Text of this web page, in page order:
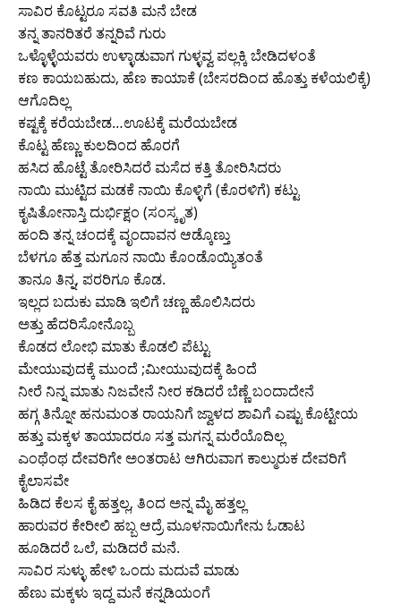
ಸಾವಿರ ಕೊಟ್ಟರೂ ಸವತಿ ಮನೆ ಬೇಡ
ತನ್ನ ತಾನರಿತರೆ ತನ್ನರಿವೆ ಗುರು
ಒಳ್ಳೊಳ್ಳೆಯವರು ಉಳ್ಳಾಡುವಾಗ ಗುಳ್ಳವ್ವ ಪಲ್ಲಕ್ಕಿ ಬೇಡಿದಳಂತೆ
ಕಣ ಕಾಯಬಹುದು, ಹೆಣ ಕಾಯಾಕೆ (ಬೇಸರದಿಂದ ಹೊತ್ತು ಕಳೆಯಲಿಕ್ಕೆ)
ಆಗೊದಿಲ್ಲ
ಕಷ್ಟಕ್ಕೆ ಕರೆಯಬೇಡ…ಊಟಕ್ಕೆ ಮರೆಯಬೇಡ
ಕೊಟ್ಟ ಹೆಣ್ಣು ಕುಲದಿಂದ ಹೊರಗೆ
ಹಸಿದ ಹೊಟ್ಟೆ ತೋರಿಸಿದರೆ ಮಸೆದ ಕತ್ತಿ ತೋರಿಸಿದರು
ನಾಯಿ ಮುಟ್ಟಿದ ಮಡಕೆ ನಾಯಿ ಕೊಳ್ಳಿಗೆ (ಕೊರಳಿಗೆ) ಕಟ್ಟು
ಕೃಷಿತೋನಾಸ್ತಿ ದುರ್ಭಿಕ್ಷಂ (ಸಂಸ್ಕೃತ)
ಹಂದಿ ತನ್ನ ಚಂದಕ್ಕೆ ವೃಂದಾವನ ಆಡ್ಕೊಣ್ತು
ಬೆಳಗೂ ಹೆತ್ತ ಮಗೂನ ನಾಯಿ ಕೊಂಡೊಯ್ಯಿತಂತೆ
ತಾನೂ ತಿನ್ನ, ಪರರಿಗೂ ಕೊಡ.
ಇಲ್ಲದ ಬದುಕು ಮಾಡಿ ಇಲಿಗೆ ಚಣ್ಣ ಹೊಲಿಸಿದರು
ಅತ್ತು ಹೆದರಿಸೋನೊಬ್ಬ
ಕೊಡದ ಲೋಭಿ ಮಾತು ಕೊಡಲಿ ಪೆಟ್ಟು
ಮೇಯುವುದಕ್ಕೆ ಮುಂದೆ ;ಮೀಯುವುದಕ್ಕೆ ಹಿಂದೆ
ನೀರೆ ನಿನ್ನ ಮಾತು ನಿಜವೇನೆ ನೀರ ಕಡಿದರೆ ಬೆಣ್ಣೆ ಬಂದಾದೇನೆ
ಹಗ್ಗ ತಿನ್ನೋ ಹನುಮಂತ ರಾಯನಿಗೆ ಜ್ವಾಳದ ಶಾವಿಗೆ ಎಷ್ಟು ಕೊಟ್ಟೀಯ
ಹತ್ತು ಮಕ್ಕಳ ತಾಯಾದರೂ ಸತ್ತ ಮಗನ್ನ ಮರೆಯೊದಿಲ್ಲ
ಎಂಥೆಂಥ ದೇವರಿಗೇ ಅಂತರಾಟ ಆಗಿರುವಾಗ ಕಾಲ್ಮುರುಕ ದೇವರಿಗೆ
ಕೈಲಾಸವೇ
ಹಿಡಿದ ಕೆಲಸ ಕೈ ಹತ್ತಲ್ಲ, ತಿಂದ ಅನ್ನ ಮೈ ಹತ್ತಲ್ಲ
ಹಾರುವರ ಕೇರೀಲಿ ಹಬ್ಬ ಆದ್ರೆ ಮೂಳನಾಯಿಗೇನು ಓಡಾಟ
ಹೂಡಿದರೆ ಒಲೆ, ಮಡಿದರೆ ಮನೆ.
ಸಾವಿರ ಸುಳ್ಳು ಹೇಳಿ ಒಂದು ಮದುವೆ ಮಾಡು
ಹೆಣು ಮಕ್ಕಳು ಇದ್ದ ಮನೆ ಕನ್ನಡಿಯಂಗೆ